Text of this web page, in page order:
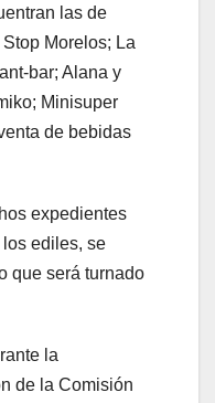
las de
Morelos; La
bar; Alana y
Minisuper
de bebidas
expedientes
ediles, se
que será turnado
la
de la Comisión